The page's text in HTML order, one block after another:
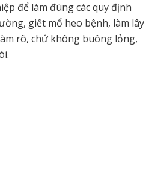
để làm đúng các quy định
giết mổ heo bệnh, làm lây
rõ, chứ không buông lỏng,